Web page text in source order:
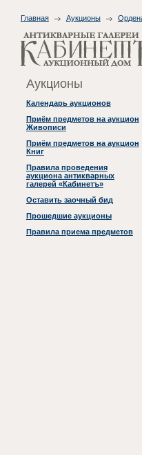
Главная Аукционы
Аукционы
Календарь аукционов
Приём предметов на аукцион
Живописи
Приём предметов на аукцион
Книг
Правила проведения
аукциона антикварных
галерей «Кабинетъ»
Оставить заочный бид
Прошедшие аукционы
Правила приема предметов